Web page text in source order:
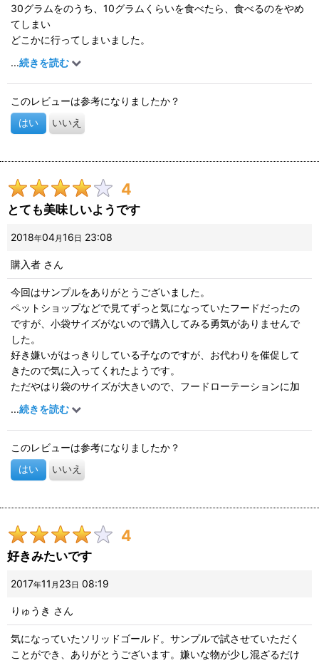
30グラムをのうち、10グラムくらいを食べたら、食べるのをやめ
てしまい
どこかに行ってしまいました。
何でだろう？
ちょっと様子を見て、全然食べないようなら、いつものフードに
取りかえてみようと思います。
...続きを読む
このレビューは参考になりましたか？
はい いいえ
4
とても美味しいようです
2018年04月 16 日 23:08
購入者 さん
今回はサンプルをありがとうございました。
ペットショップなどで見てずっと気になっていたフードだったの
ですが、小袋サイズがないので購入してみる勇気がありませんで
した。
好き嫌いがはっきりしている子なのですが、お代わりを催促して
きたので気に入ってくれたようです。
ただやはり袋のサイズが大きいので、フードローテーションに加
えようかどうか検討中です。
...続きを読む
このレビューは参考になりましたか？
はい いいえ
4
好きみたいです
2017年11 月 23 日 08:19
りゅうき さん
気になっていたソリッドゴールド。サンプルで試させていただく
ことができ、ありがとうございます。嫌いな物が少し混ざるだけ